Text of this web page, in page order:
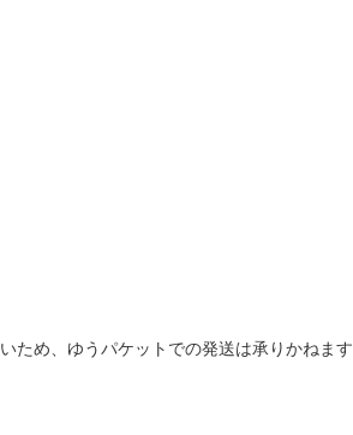
ため、ゆうパケットでの発送は承りかねます